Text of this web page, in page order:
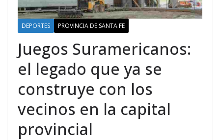
DEPORTES PROVINCIA DE SANTA FE
Juegos Suramericanos:
el legado que ya se
construye con los
vecinos en la capital
provincial